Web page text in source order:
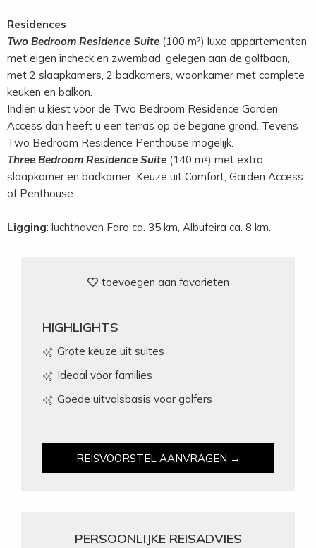
Residences
Two Bedroom Residence Suite (100 m²) luxe appartementen
met eigen incheck en zwembad, gelegen aan de golfbaan,
met 2 slaapkamers, 2 badkamers, woonkamer met complete
keuken en balkon.
Indien u kiest voor de Two Bedroom Residence Garden
Access dan heeft u een terras op de begane grond. Tevens
Two Bedroom Residence Penthouse mogelijk.
Three Bedroom Residence Suite (140 m²) met extra
slaapkamer en badkamer. Keuze uit Comfort, Garden Access
of Penthouse.
Ligging: luchthaven Faro ca. 35 km, Albufeira ca. 8 km.
toevoegen aan favorieten
HIGHLIGHTS
Grote keuze uit suites
Ideaal voor families
Goede uitvalsbasis voor golfers
REISVOORSTEL AANVRAGEN →
PERSOONLIJKE REISADVIES